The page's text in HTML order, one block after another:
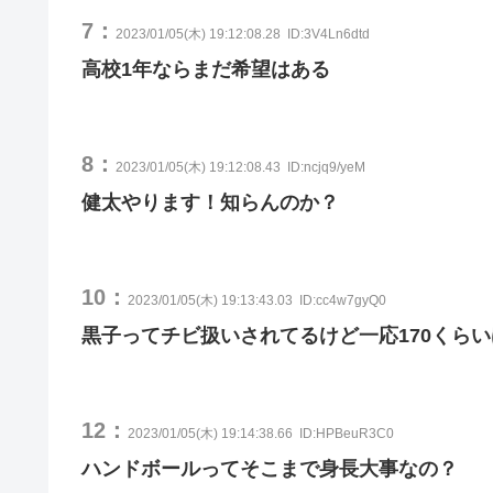
7： 2023/01/05(木) 19:12:08.28 ID:3V4Ln6dtd
高校1年ならまだ希望はある
8： 2023/01/05(木) 19:12:08.43 ID:ncjq9/yeM
健太やります！知らんのか？
10： 2023/01/05(木) 19:13:43.03 ID:cc4w7gyQ0
黒子ってチビ扱いされてるけど一応170くら
12： 2023/01/05(木) 19:14:38.66 ID:HPBeuR3C0
ハンドボールってそこまで身長大事なの？